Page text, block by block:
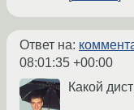
Ответ на:
08:01:35 +00:00
Какой